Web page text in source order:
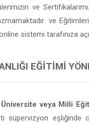
ve
ve
sistemi tarafınıza
EĞITIMI
veya Milli
eşliğinde